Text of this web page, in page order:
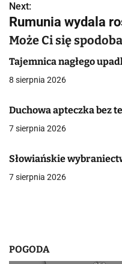
i
g
a
c
j
a
p
Next:
Rumunia wydala
Może Ci się
Tajemnica nagłego
8 sierpnia 2026
Duchowa apteczka bez
7 sierpnia 2026
Słowiańskie
7 sierpnia 2026
POGODA